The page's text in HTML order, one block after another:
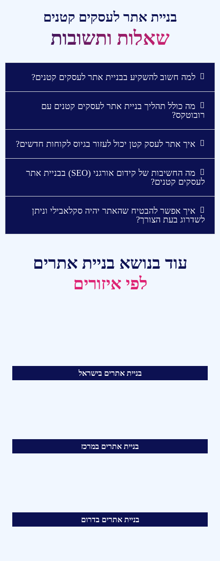
בניית אתר לעסקים קטנים
שאלות ותשובות
למה חשוב להשקיע בבניית אתר לעסקים קטנים?
מה כולל תהליך בניית אתר לעסקים קטנים עם
רובוטקס?
איך אתר לעסק קטן יכול לעזור בגיוס לקוחות חדשים?
מה החשיבות של קידום אורגני (SEO) בבניית אתר
לעסקים קטנים?
איך אפשר להבטיח שהאתר יהיה סקלאבילי וניתן
לשדרוג בעת הצורך?
עוד בנושא בניית אתרים
לפי איזורים
בניית אתרים בישראל
בניית אתרים במרכז
בניית אתרים בדרום